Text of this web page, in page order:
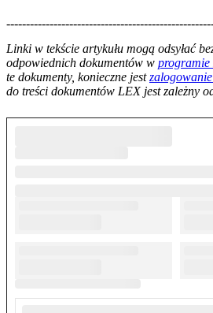
Linki w tekście artykułu mogą odsyłać
odpowiednich dokumentów w
te dokumenty, konieczne jest
do treści dokumentów LEX jest zależny